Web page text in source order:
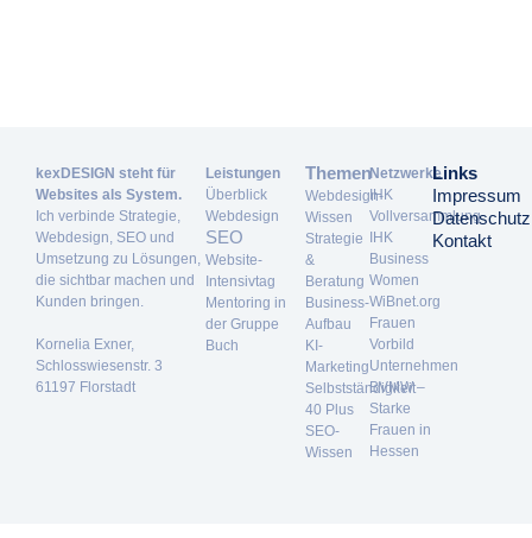
kexDESIGN steht für
Websites als System.
Ich verbinde Strategie,
Webdesign, SEO und
Umsetzung zu Lösungen,
die sichtbar machen und
Kunden bringen.
Kornelia Exner,
Schlosswiesenstr. 3
61197 Florstadt
Leistungen
Überblick
Webdesign
SEO
Website-
Intensivtag
Mentoring in
der Gruppe
Buch
Themen
Webdesign-
Wissen
Strategie
&
Beratung
Business-
Aufbau
KI-
Marketing
Selbstständigkeit
40 Plus
SEO-
Wissen
Netzwerke
IHK
Vollversammlung
IHK
Business
Women
WiBnet.org
Frauen
Vorbild
Unternehmen
BVMW –
Starke
Frauen in
Hessen
Links
Impressum
Datenschutz
Kontakt